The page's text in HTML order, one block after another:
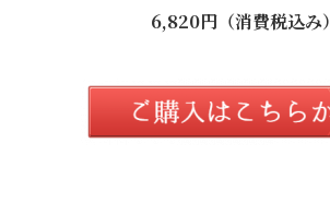
6,820円（消費税込み）